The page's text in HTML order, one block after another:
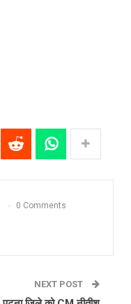
0 Comments
NEXT POST